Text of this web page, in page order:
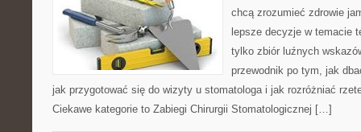
chcą zrozumieć zdrowie
lepsze decyzje w temacie
tylko zbiór luźnych
przewodnik po tym, jak
jak przygotować się do wizyty u stomatologa i jak rozróżniać
Ciekawe kategorie to Zabiegi Chirurgii Stomatologicznej […]